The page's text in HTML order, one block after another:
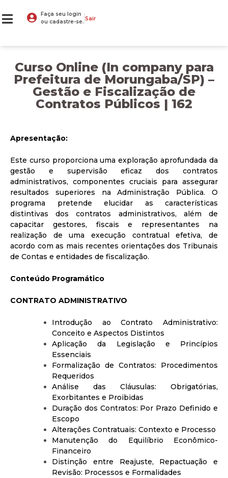
Faça seu login
ou cadastre-se. Sair
Curso Online (In company para
Prefeitura de Morungaba/SP) –
Gestão e Fiscalização de
Contratos Públicos | 162
Apresentação:
Este curso proporciona uma exploração aprofundada da
gestão e supervisão eficaz dos contratos
administrativos, componentes cruciais para assegurar
resultados superiores na Administração Pública. O
programa pretende elucidar as características
distintivas dos contratos administrativos, além de
capacitar gestores, fiscais e representantes na
realização de uma execução contratual efetiva, de
acordo com as mais recentes orientações dos Tribunais
de Contas e entidades de fiscalização.
Conteúdo Programático
CONTRATO ADMINISTRATIVO
Introdução ao Contrato Administrativo:
Conceito e Aspectos Distintos
Aplicação da Legislação e Princípios
Essenciais
Formalização de Contratos: Procedimentos
Requeridos
Análise das Cláusulas: Obrigatórias,
Exorbitantes e Proibidas
Duração dos Contratos: Por Prazo Definido e
Escopo
Alterações Contratuais: Contexto e Processo
Manutenção do Equilíbrio Econômico-
Financeiro
Distinção entre Reajuste, Repactuação e
Revisão: Processos e Formalidades